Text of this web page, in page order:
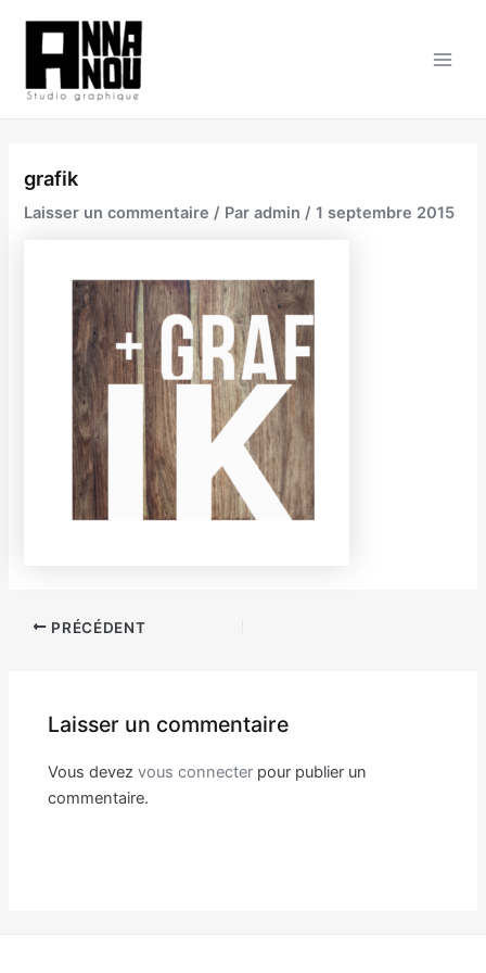
contenu
grafik
Laisser un commentaire / Paradmin/1 septembre 2015
NavigationPRÉCÉDENT
Laisser un commentaire
Vous devezvous connecter pour publier un
commentaire.